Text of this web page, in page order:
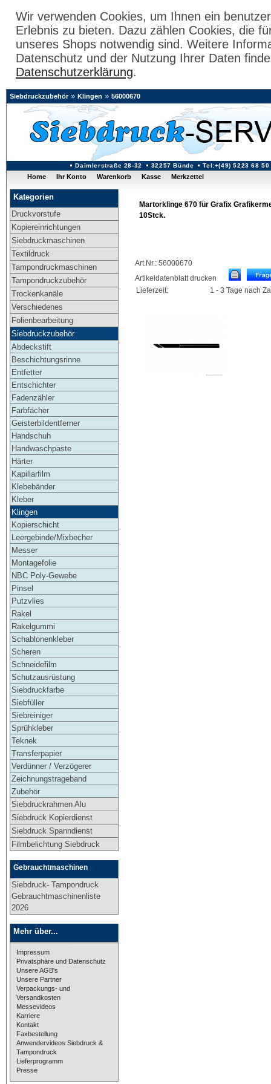
Wir verwenden Cookies, um Ihnen ein
Erlebnis zu bieten. Dazu zählen Cookies, die
unseres Shops notwendig sind. Weitere
Datenschutz und der Nutzung Ihrer Daten
Datenschutzerklärung.
Daimlerstraße 28-32 32257 Bünde Tel:+(49) 5223 68 50
Siebdruckzubehör» Klingen » 56000670
Home Ihr Konto Warenkorb Kasse Merkzettel
Kategorien
Druckvorstufe
Kopiereinrichtungen
Siebdruckmaschinen
Textildruck
Tampondruckmaschinen
Tampondruckzubehör
Trockenkanäle
Verschiedenes
Folienbearbeitung
Siebdruckzubehör
Abdeckstift
Beschichtungsrinne
Entfetter
Entschichter
Fadenzähler
Farbfächer
Geisterbildentferner
Handschuh
Handwaschpaste
Härter
Kapillarfilm
Klebebänder
Kleber
Klingen
Kopierschicht
Leergebinde/Mixbecher
Messer
Montagefolie
NBC Poly-Gewebe
Pinsel
Putzvlies
Rakel
Rakelgummi
Schablonenkleber
Scheren
Schneidefilm
Schutzausrüstung
Siebdruckfarbe
Siebfüller
Siebreiniger
Sprühkleber
Teknek
Transferpapier
Verdünner / Verzögerer
Zeichnungstrageband
Zubehör
Siebdruckrahmen Alu
Siebdruck Kopierdienst
Siebdruck Spanndienst
Filmbelichtung Siebdruck
Gebrauchtmaschinen
Siebdruck- Tampondruck
Gebrauchtmaschinenliste
2026
Mehr über...
Impressum
Privatsphäre und Datenschutz
Unsere AGB's
Unsere Partner
Verpackungs- und
Versandkosten
Messevideos
Karriere
Kontakt
Faxbestellung
Anwendervideos Siebdruck &
Tampondruck
Lieferprogramm
Presse
Martorklinge 670 für Grafix
10Stck.
Art.Nr.: 56000670
Artikeldatenblatt drucken
Lieferzeit:
1 - 3 Tage nach